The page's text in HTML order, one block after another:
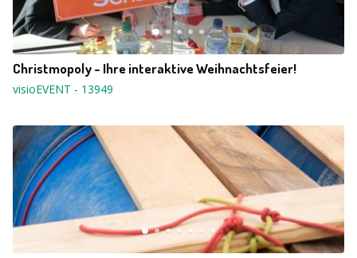
Christmopoly - Ihre interaktive Weihnachtsfeier!
visioEVENT - 13949